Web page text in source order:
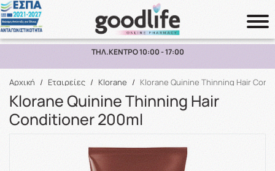
Αναζήτηση
ΠΑΡΑΛΑΒΗ ΑΠΟ ΤΟ ΚΑΤΑΣΤΗΜΑ ΑΝΩ ΤΩΝ 10€
Αρχική / Εταιρείες / Klorane / Klorane Quinine Thinning Hair
Klorane Quinine Thinning Hair
Conditioner 200ml